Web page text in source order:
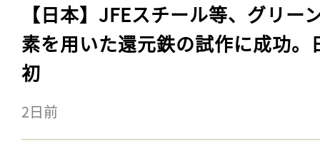
【日本】JFEスチール等、グリー
素を用いた還元鉄の試作に成功。
初
2日前